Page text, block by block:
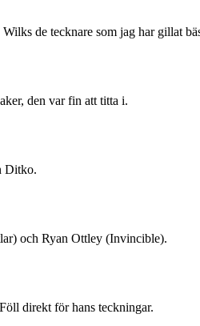
de tecknare som jag har gillat
den var fin att titta i.
Ditko.
och Ryan Ottley (Invincible).
direkt för hans teckningar.